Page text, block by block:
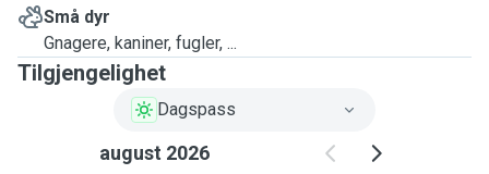
Små dyr
Gnagere, kaniner, fugler, ...
Tilgjengelighet
Dagspass
august 2026